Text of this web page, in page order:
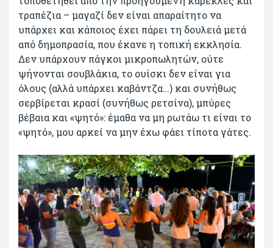
τραπέζια – μαγαζί δεν είναι απαραίτητο να
υπάρχει και κάποιος έχει πάρει τη δουλειά μετά
από δημοπρασία, που έκανε η τοπική εκκλησία.
Δεν υπάρχουν πάγκοι μικροπωλητών, ούτε
ψήνονται σουβλάκια, το ουίσκι δεν είναι για
όλους (αλλά υπάρχει καβάντζα…) και συνήθως
σερβίρεται κρασί (συνήθως ρετσίνα), μπύρες
βέβαια και «ψητό»: έμαθα να μη ρωτάω τι είναι το
«ψητό», μου αρκεί να μην έχω φάει τίποτα γάτες.